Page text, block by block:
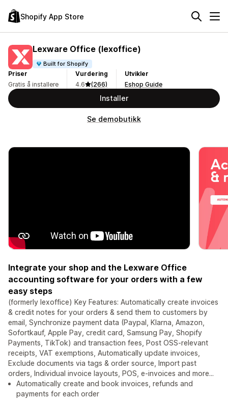
Shopify App Store
Lexware Office (lexoffice)
Built for Shopify
Priser
Gratis å installere
Vurdering
4.6
(266)
Utvikler
Eshop Guide
Installer
Se demobutikk
Integrate your shop and the Lexware Office
accounting software for your orders with a few
easy steps
(formerly lexoffice) Key Features: Automatically create invoices
& credit notes for your orders & send them to customers by
email, Synchronize payment data (Paypal, Klarna, Amazon,
Sofortkauf, Apple Pay, credit card, Samsung Pay, Shopify
Payments, TikTok) and transaction fees, Post OSS-relevant
receipts, VAT exemptions, Automatically update invoices,
Exclude documents via tags & order source, Import past
orders, Individual invoice layouts, POS, e-invoices and more...
Automatically create and book invoices, refunds and
payments for each order